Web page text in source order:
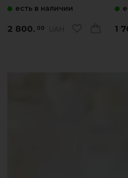
есть в наличии
2 800. 00 UAH 1